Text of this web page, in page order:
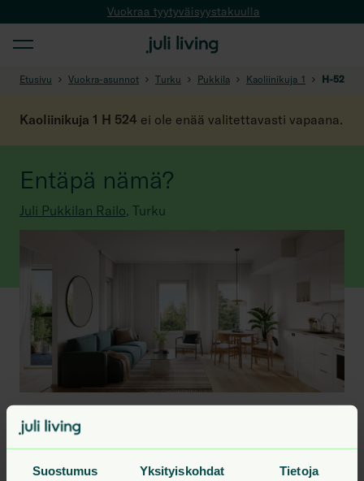
Suostumus Yksityiskohdat Tietoja
Vuokraa tyytyväisyystakuulla
Etusivu Vuokra-asunnot Turku Pukkila Kaoliinikuja_1 H-524
Kaoliinikuja 1 H 524 ei ole enää valitettavasti vapaana.
Entäpä nämä?
Juli Pukkilan Railo, Turku
H 578